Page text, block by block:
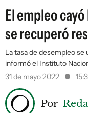
El empleo
se recuperó
La tasa de desempleo se
informó el Instituto
31 de mayo 2022
Por